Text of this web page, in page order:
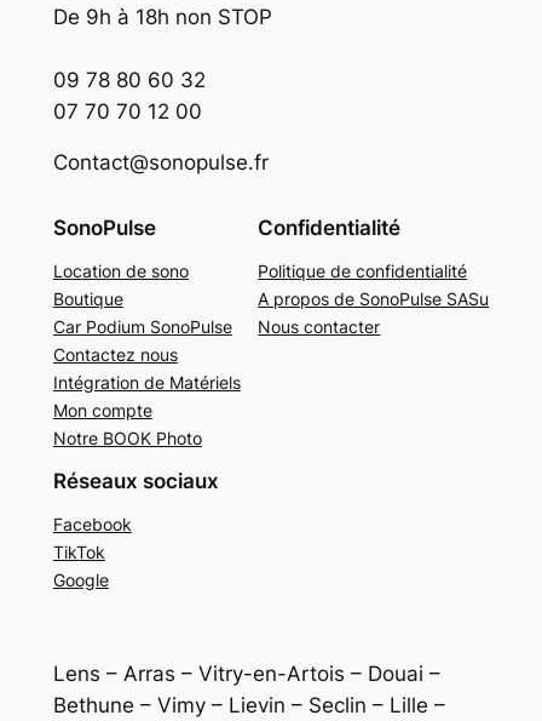
De 9h à 18h non STOP
09 78 80 60 32
07 70 70 12 00
Contact@sonopulse.fr
SonoPulse
Location de sono
Boutique
Car Podium SonoPulse
Contactez nous
Intégration de Matériels
Mon compte
Notre BOOK Photo
Confidentialité
Politique de confidentialité
A propos de SonoPulse SASu
Nous contacter
Réseaux sociaux
Facebook
TikTok
Google
Lens – Arras – Vitry-en-Artois – Douai –
Bethune – Vimy – Lievin – Seclin – Lille –